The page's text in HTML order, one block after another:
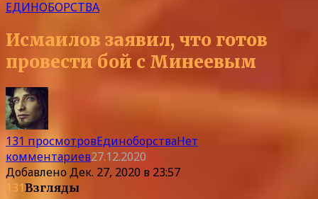
ЕДИНОБОРСТВА
Исмаилов заявил, что готов
провести бой с Минеевым
131 просмотровЕдиноборстваНет
комментариев27.12.2020
Добавлено Дек. 27, 2020 в 23:57
131Взгляды